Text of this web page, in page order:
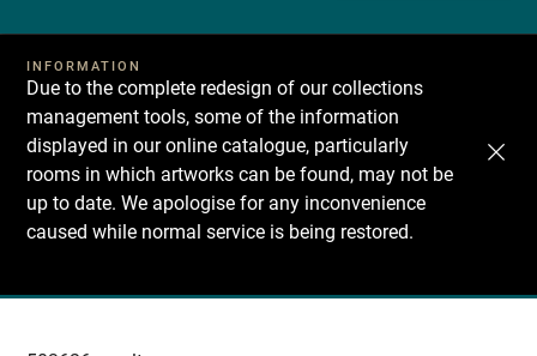
INFORMATION
Due to the complete redesign of our collections
management tools, some of the information
displayed in our online catalogue, particularly
rooms in which artworks can be found, may not be
up to date. We apologise for any inconvenience
caused while normal service is being restored.
Recherche